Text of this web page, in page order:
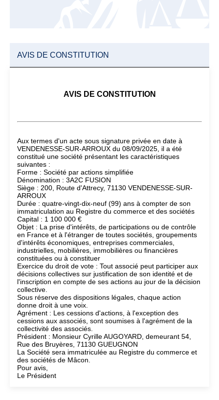
AVIS DE CONSTITUTION
AVIS DE CONSTITUTION
Aux termes d'un acte sous signature privée en date à
VENDENESSE-SUR-ARROUX du 08/09/2025, il a été
constitué une société présentant les caractéristiques
suivantes :
Forme : Société par actions simplifiée
Dénomination : 3A2C FUSION
Siège : 200, Route d'Attrecy, 71130 VENDENESSE-SUR-
ARROUX
Durée : quatre-vingt-dix-neuf (99) ans à compter de son
immatriculation au Registre du commerce et des sociétés
Capital : 1 100 000 €
Objet : La prise d'intérêts, de participations ou de contrôle
en France et à l'étranger de toutes sociétés, groupements
d'intérêts économiques, entreprises commerciales,
industrielles, mobilières, immobilières ou financières
constituées ou à constituer
Exercice du droit de vote : Tout associé peut participer aux
décisions collectives sur justification de son identité et de
l'inscription en compte de ses actions au jour de la décision
collective.
Sous réserve des dispositions légales, chaque action
donne droit à une voix.
Agrément : Les cessions d'actions, à l'exception des
cessions aux associés, sont soumises à l'agrément de la
collectivité des associés.
Président : Monsieur Cyrille AUGOYARD, demeurant 54,
Rue des Bruyères, 71130 GUEUGNON
La Société sera immatriculée au Registre du commerce et
des sociétés de Mâcon.
Pour avis,
Le Président